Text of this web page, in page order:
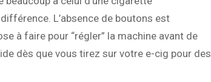
L’absence de boutons est
à faire pour “régler” la machine avant de
dès que vous tirez sur votre e-cig pour des